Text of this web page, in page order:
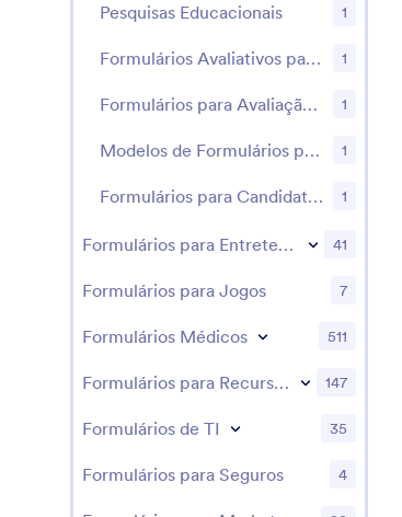
Pesquisas Educacionais 1
Formulários Avaliativos para Escolas 1
Formulários para Avaliação de Professores 1
Modelos de Formulários para Inscrição em Estágio 1
Formulários para Candidaturas Escolares 1
Formulários para Entretenimento 41
Formulários para Jogos 7
Formulários Médicos 511
Formulários para Recursos Humanos 147
Formulários de TI 35
Formulários para Seguros 4